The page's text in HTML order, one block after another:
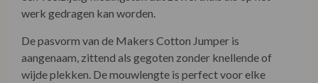
werk gedragen kan worden.
De pasvorm van de Makers Cotton Jumper is
aangenaam, zittend als gegoten zonder knellende of
wijde plekken. De mouwlengte is perfect voor elke